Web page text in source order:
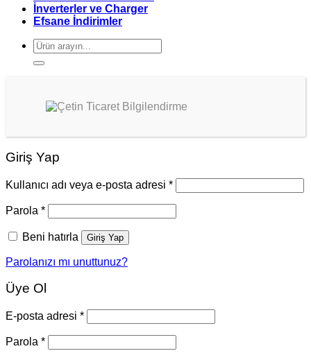
İnverterler ve Charger
Efsane İndirimler
Ara:
Giriş Yap
Kullanıcı adı veya e-posta adresi *
Parola *
Beni hatırla Giriş Yap
Parolanızı mı unuttunuz?
Üye Ol
E-posta adresi *
Parola *